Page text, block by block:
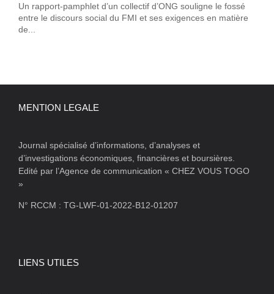
Un rapport-pamphlet d’un collectif d’ONG souligne le fossé
entre le discours social du FMI et ses exigences en matière
de...
MENTION LEGALE
Journal spécialisé d’informations, d’analyses et
d’investigations économiques, financières et boursières.
Edité par l’Agence de communication « CHEZ VOUS TOGO
»
N° RCCM : TG-LWF-01-2022-B12-01207
LIENS UTILES